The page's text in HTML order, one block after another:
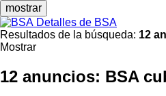
mostrar
Detalles de BSA
Resultados de la búsqueda: 12
Mostrar
12 anuncios: BSA